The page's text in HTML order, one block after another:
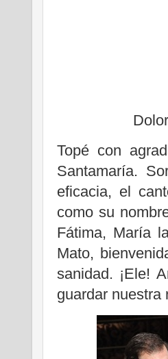
Topé con
Santamaría.
eficacia, el
como su
Fátima, María
Mato,
sanidad. ¡Ele!
guardar nuestra